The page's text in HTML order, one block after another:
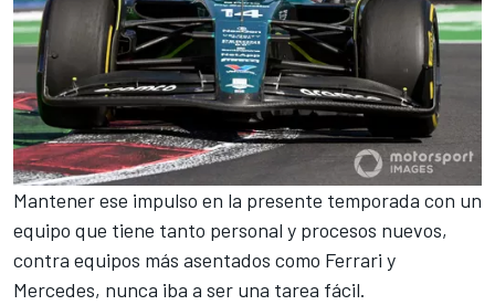
Mantener ese impulso en la presente temporada con un
equipo que tiene tanto personal y procesos nuevos,
contra equipos más asentados como Ferrari y
Mercedes, nunca iba a ser una tarea fácil.